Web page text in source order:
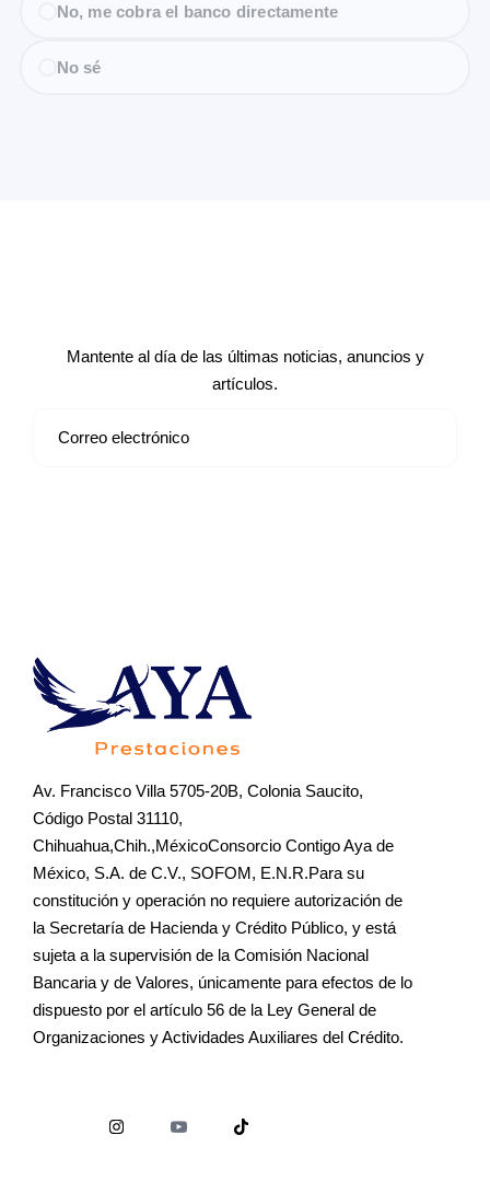
No, me cobra el banco directamente
No sé
Mantente al día de las últimas noticias, anuncios y
artículos.
Av. Francisco Villa 5705-20B, Colonia Saucito,
Código Postal 31110,
Chihuahua,Chih.,MéxicoConsorcio Contigo Aya de
México, S.A. de C.V., SOFOM, E.N.R.Para su
constitución y operación no requiere autorización de
la Secretaría de Hacienda y Crédito Público, y está
sujeta a la supervisión de la Comisión Nacional
Bancaria y de Valores, únicamente para efectos de lo
dispuesto por el artículo 56 de la Ley General de
Organizaciones y Actividades Auxiliares del Crédito.